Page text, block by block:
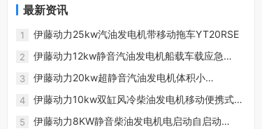
最新资讯
1 伊藤动力25kw汽油发电机带移动拖车YT20RSE
2
伊藤动力12kw静音汽油发电机船载车载应急
YT12RGF
3
伊藤动力20kw超静音汽油发电机体积小
YT20RGF客户现场
4
伊藤动力10kw双缸风冷柴油发电机移动便携式
YT11000E3
5
伊藤动力8KW静音柴油发电机电启动自启动